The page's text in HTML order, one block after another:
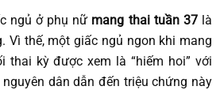
ngủ ở phụ nữ mang thai tuần 37là
Vì thế, một giấc ngủ ngon khi mang
thai kỳ được xem là “hiếm hoi” với
dân dẫn đến triệu chứng này